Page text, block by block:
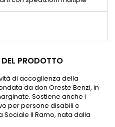
PRODOTTO
di accoglienza della
da don Oreste Benzi, in
Sostiene anche i
per persone disabili e
Il Ramo, nata dalla